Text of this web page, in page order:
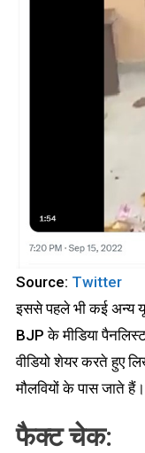
Source: Twitter
इससे पहले भी कई अन्य
BJP के मीडिया
वीडियो शेयर करते हुए
मौलवियों के पास जाते हैं।
फैक्ट चेक: